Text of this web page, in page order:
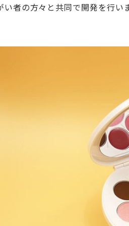
い者の方々と共同で開発を行い